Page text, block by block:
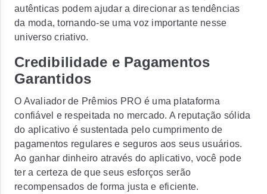
autênticas podem ajudar a direcionar as tendências
da moda, tornando-se uma voz importante nesse
universo criativo.
Credibilidade e Pagamentos
Garantidos
O Avaliador de Prêmios PRO é uma plataforma
confiável e respeitada no mercado. A reputação sólida
do aplicativo é sustentada pelo cumprimento de
pagamentos regulares e seguros aos seus usuários.
Ao ganhar dinheiro através do aplicativo, você pode
ter a certeza de que seus esforços serão
recompensados de forma justa e eficiente.